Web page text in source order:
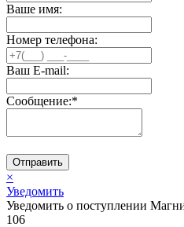
Ваше имя:
Номер телефона:
Ваш E-mail:
Сообщение:*
Отправить
×
Уведомить
Уведомить о поступлении
106